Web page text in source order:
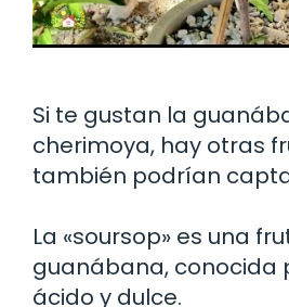
Si te gustan la
cherimoya, hay otras
también podrían
La «soursop» es una
guanábana, conocida
ácido y dulce.